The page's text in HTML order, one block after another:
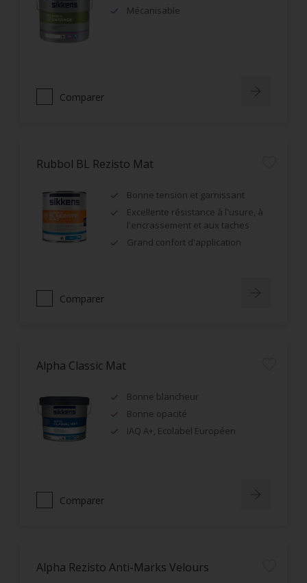
Mécanisable
Comparer
Rubbol BL Rezisto Mat
Bonne tension et garnissant
Excellente résistance à l'usure, à
l'encrassement et aux taches
Grand confort d'application
Comparer
Alpha Classic Mat
Bonne blancheur
Bonne opacité
IAQ A+, Ecolabel Européen
Comparer
Alpha Rezisto Anti-Marks Velours